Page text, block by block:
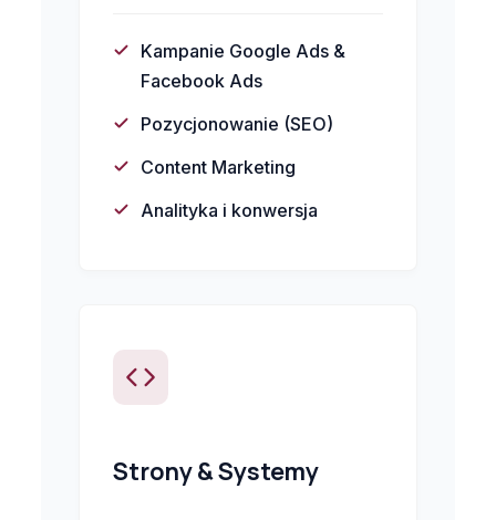
Kampanie Google Ads &
Facebook Ads
Pozycjonowanie (SEO)
Content Marketing
Analityka i konwersja
Strony & Systemy